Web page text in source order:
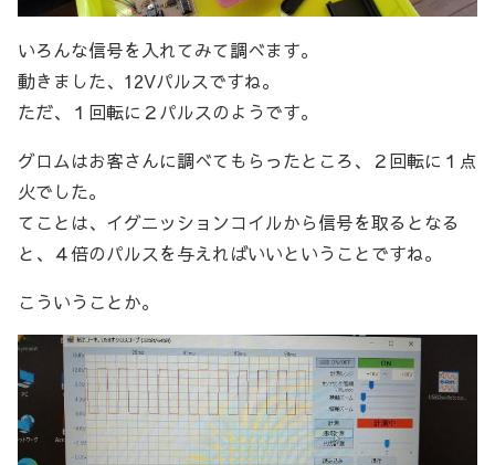
いろんな信号を入れてみて調べます。
動きました、12Vパルスですね。
ただ、１回転に２パルスのようです。
グロムはお客さんに調べてもらったところ、２回転に１点
火でした。
てことは、イグニッションコイルから信号を取るとなる
と、４倍のパルスを与えればいいということですね。
こういうことか。